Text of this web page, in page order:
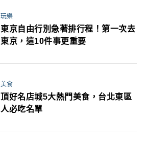
玩樂
東京自由行別急著排行程！第一次去
東京，這10件事更重要
美食
頂好名店城5大熱門美食，台北東區
人必吃名單